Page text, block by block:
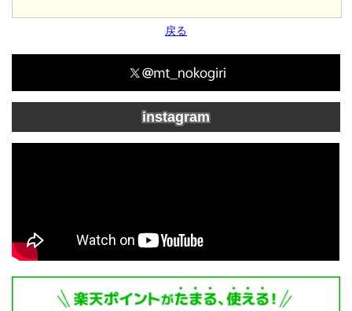
戻る
instagram